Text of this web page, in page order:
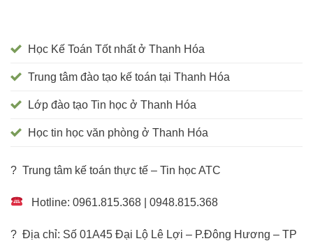
Học Kế Toán Tốt nhất ở Thanh Hóa
Trung tâm đào tạo kế toán tại Thanh Hóa
Lớp đào tạo Tin học ở Thanh Hóa
Học tin học văn phòng ở Thanh Hóa
? Trung tâm kế toán thực tế – Tin học ATC
Hotline: 0961.815.368 | 0948.815.368
? Địa chỉ: Số 01A45 Đại Lộ Lê Lợi – P.Đông Hương – TP